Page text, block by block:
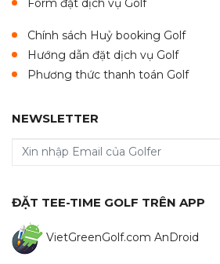
Form đặt dịch vụ Golf
Chính sách Huỷ booking Golf
Hướng dẫn đặt dịch vụ Golf
Phương thức thanh toán Golf
NEWSLETTER
ĐẶT TEE-TIME GOLF TRÊN APP
VietGreenGolf.com AnDroid